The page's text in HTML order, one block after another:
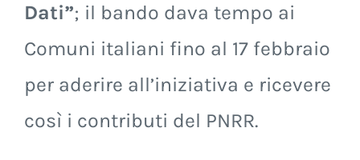
Dati”; il bando dava tempo ai
Comuni italiani fino al 17 febbraio
per aderire all’iniziativa e ricevere
così i contributi del PNRR.